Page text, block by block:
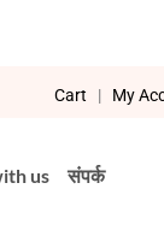
Cart | My
us संपर्क